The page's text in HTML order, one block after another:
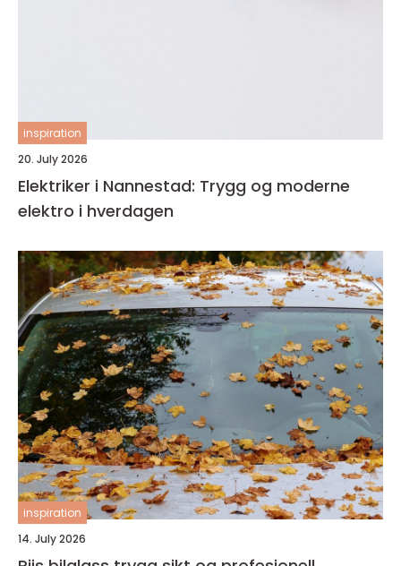
inspiration
20. July 2026
Elektriker i Nannestad: Trygg og moderne
elektro i hverdagen
inspiration
14. July 2026